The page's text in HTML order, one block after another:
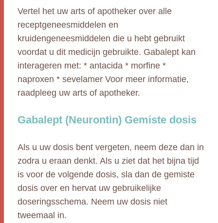
Vertel het uw arts of apotheker over alle
receptgeneesmiddelen en
kruidengeneesmiddelen die u hebt gebruikt
voordat u dit medicijn gebruikte. Gabalept kan
interageren met: * antacida * morfine *
naproxen * sevelamer Voor meer informatie,
raadpleeg uw arts of apotheker.
Gabalept (Neurontin) Gemiste dosis
Als u uw dosis bent vergeten, neem deze dan in
zodra u eraan denkt. Als u ziet dat het bijna tijd
is voor de volgende dosis, sla dan de gemiste
dosis over en hervat uw gebruikelijke
doseringsschema. Neem uw dosis niet
tweemaal in.